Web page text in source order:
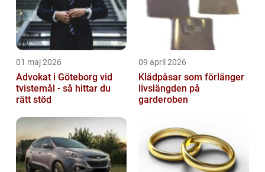
01 maj 2026
Advokat i Göteborg vid
tvistemål - så hittar du
rätt stöd
09 april 2026
Klädpåsar som förlänger
livslängden på
garderoben